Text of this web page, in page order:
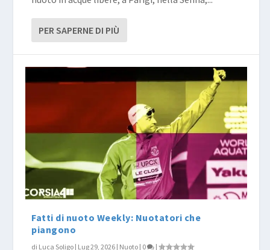
PER SAPERNE DI PIÙ
Fatti di nuoto Weekly: Nuotatori che
piangono
di Luca Soligo | Lug 29, 2026 | Nuoto | 0 |